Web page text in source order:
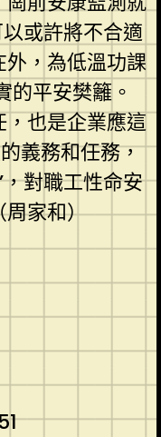
或許將不合適
，為低溫功課
的平安樊籬。
也是企業應這
義務和任務，
對職工性命安
周家和）